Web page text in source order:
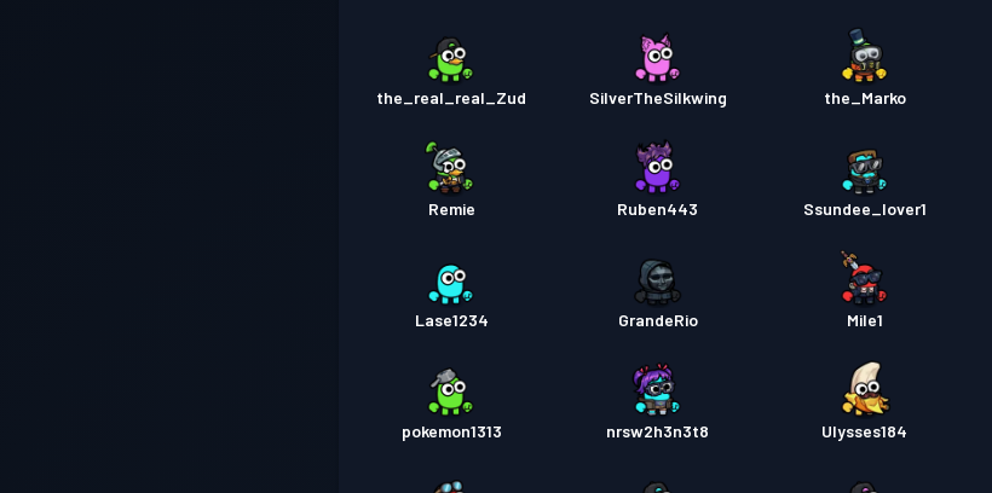
the_real_real_Zud SilverTheSilkwing the_Marko
Remie Ruben443 Ssundee_lover1
Lase1234 GrandeRio Mile1
pokemon1313 nrsw2h3n3t8 Ulysses184